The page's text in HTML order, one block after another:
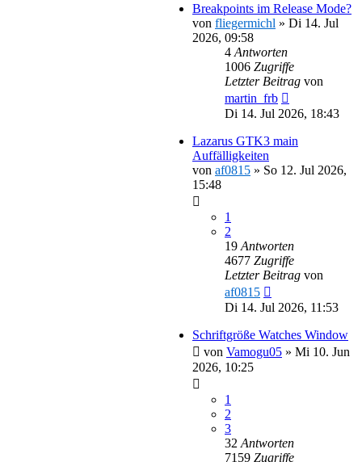
Breakpoints im Release Mode?
von fliegermichl » Di 14. Jul
2026, 09:58
4 Antworten
1006 Zugriffe
Letzter Beitrag von
martin_frb
Di 14. Jul 2026, 18:43
Lazarus GTK3 main
Auffälligkeiten
von af0815 » So 12. Jul 2026,
15:48
1
2
19 Antworten
4677 Zugriffe
Letzter Beitrag von
af0815
Di 14. Jul 2026, 11:53
Schriftgröße Watches Window
von Vamogu05 » Mi 10. Jun
2026, 10:25
1
2
3
32 Antworten
7159 Zugriffe